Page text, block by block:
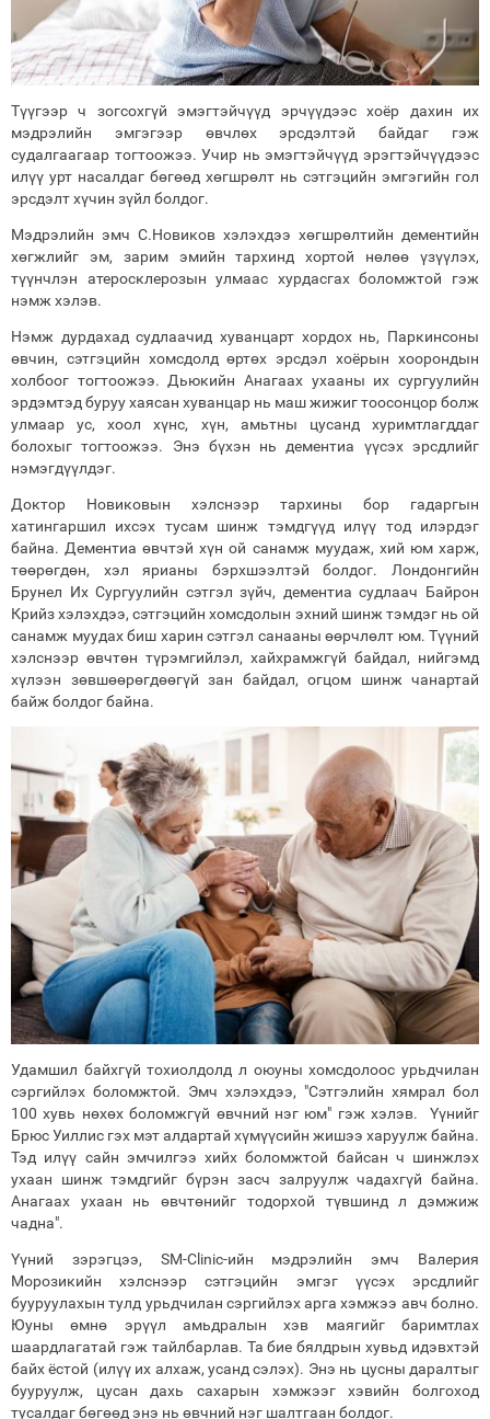
Түүгээр ч зогсохгүй эмэгтэйчүүд эрчүүдээс хоёр дахин их
мэдрэлийн эмгэгээр өвчлөх эрсдэлтэй байдаг гэж
судалгаагаар тогтоожээ. Учир нь эмэгтэйчүүд эрэгтэйчүүдээс
илүү урт насалдаг бөгөөд хөгшрөлт нь сэтгэцийн эмгэгийн гол
эрсдэлт хүчин зүйл болдог.
Мэдрэлийн эмч С.Новиков хэлэхдээ хөгшрөлтийн дементийн
хөгжлийг эм, зарим эмийн тархинд хортой нөлөө үзүүлэх,
түүнчлэн атеросклерозын улмаас хурдасгах боломжтой гэж
нэмж хэлэв.
Нэмж дурдахад судлаачид хуванцарт хордох нь, Паркинсоны
өвчин, сэтгэцийн хомсдолд өртөх эрсдэл хоёрын хоорондын
холбоог тогтоожээ. Дьюкийн Анагаах ухааны их сургуулийн
эрдэмтэд буруу хаясан хуванцар нь маш жижиг тоосонцор болж
улмаар ус, хоол хүнс, хүн, амьтны цусанд хуримтлагддаг
болохыг тогтоожээ. Энэ бүхэн нь дементиа үүсэх эрсдлийг
нэмэгдүүлдэг.
Доктор Новиковын хэлснээр тархины бор гадаргын
хатингаршил ихсэх тусам шинж тэмдгүүд илүү тод илэрдэг
байна. Дементиа өвчтэй хүн ой санамж муудаж, хий юм харж,
төөрөгдөн, хэл ярианы бэрхшээлтэй болдог. Лондонгийн
Брунел Их Сургуулийн сэтгэл зүйч, дементиа судлаач Байрон
Крийз хэлэхдээ, сэтгэцийн хомсдолын эхний шинж тэмдэг нь ой
санамж муудах биш харин сэтгэл санааны өөрчлөлт юм. Түүний
хэлснээр өвчтөн түрэмгийлэл, хайхрамжгүй байдал, нийгэмд
хүлээн зөвшөөрөгдөөгүй зан байдал, огцом шинж чанартай
байж болдог байна.
Удамшил байхгүй тохиолдолд л оюуны хомсдолоос урьдчилан
сэргийлэх боломжтой. Эмч хэлэхдээ, "Сэтгэлийн хямрал бол
100 хувь нөхөх боломжгүй өвчний нэг юм" гэж хэлэв. Үүнийг
Брюс Уиллис гэх мэт алдартай хүмүүсийн жишээ харуулж байна.
Тэд илүү сайн эмчилгээ хийх боломжтой байсан ч шинжлэх
ухаан шинж тэмдгийг бүрэн засч залруулж чадахгүй байна.
Анагаах ухаан нь өвчтөнийг тодорхой түвшинд л дэмжиж
чадна".
Үүний зэрэгцээ, SM-Clinic-ийн мэдрэлийн эмч Валерия
Морозикийн хэлснээр сэтгэцийн эмгэг үүсэх эрсдлийг
бууруулахын тулд урьдчилан сэргийлэх арга хэмжээ авч болно.
Юуны өмнө эрүүл амьдралын хэв маягийг баримтлах
шаардлагатай гэж тайлбарлав. Та бие бялдрын хувьд идэвхтэй
байх ёстой (илүү их алхаж, усанд сэлэх). Энэ нь цусны даралтыг
бууруулж, цусан дахь сахарын хэмжээг хэвийн болгоход
тусалдаг бөгөөд энэ нь өвчний нэг шалтгаан болдог.